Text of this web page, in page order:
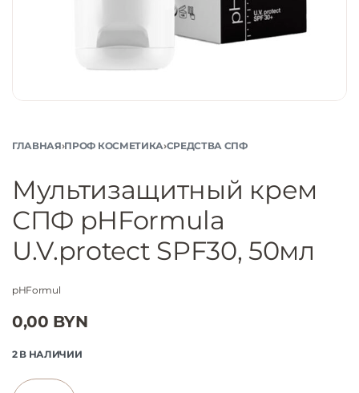
ГЛАВНАЯ›ПРОФ КОСМЕТИКА›СРЕДСТВА СПФ
Мультизащитный крем
СПФ pHFormula
U.V.protect SPF30, 50мл
pHFormul
0,00 BYN
2 В НАЛИЧИИ